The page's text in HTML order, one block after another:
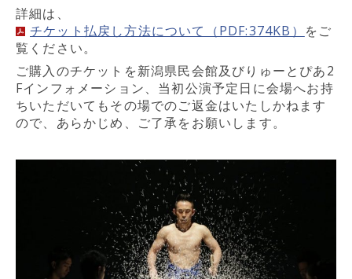
詳細は、
チケット払戻し方法について（PDF:374KB） をご
覧ください。
ご購入のチケットを新潟県民会館及びりゅーとぴあ2
Fインフォメーション、当初公演予定日に会場へお持
ちいただいてもその場でのご返金はいたしかねます
ので、あらかじめ、ご了承をお願いします。